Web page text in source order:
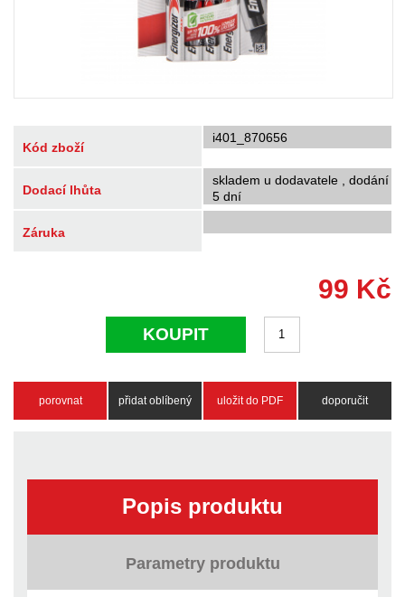
Kód zboží
i401_870656
Dodací lhůta
skladem u dodavatele , dodání
5 dní
Záruka
99 Kč
KOUPIT
porovnat přidat oblíbený uložit do PDF doporučit
Popis produktu
Parametry produktu